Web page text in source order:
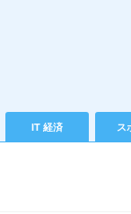
IT 経済 ス